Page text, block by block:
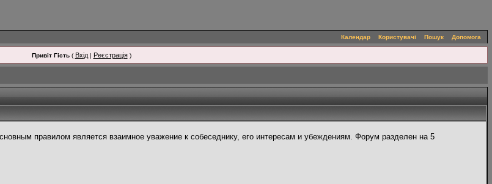
Календар Користувачі Пошук Допомога
Привіт Гість( Вхід| Реєстрація)
правилом является взаимное уважение к собеседнику, его интересам и убеждениям. Форум разделен на 5